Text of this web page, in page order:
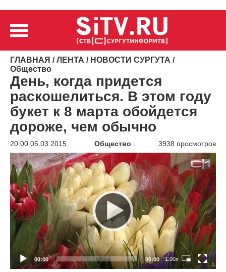
ГЛАВНАЯ /ЛЕНТА / НОВОСТИ СУРГУТА /
Общество
День, когда придется
раскошелиться. В этом году
букет к 8 марта обойдется
дороже, чем обычно
20:00 05.03.2015 Общество 3938 просмотров
Видеоплеер
00:00 00:00 1.00x